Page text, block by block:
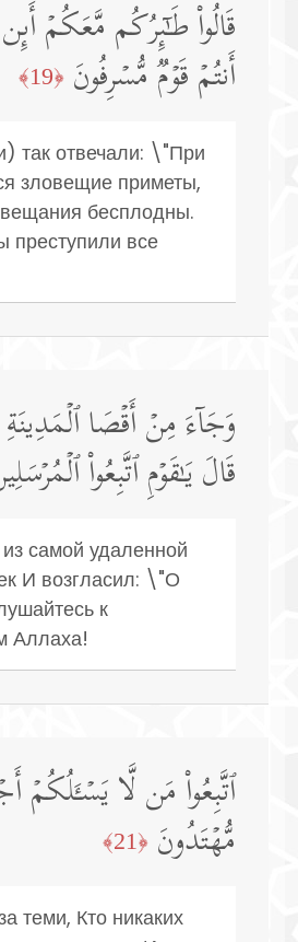
قَالُوا۟ طَـٰۤىِٕرُكُم مَّعَكُمۡ
أَنتُمۡ قَوۡمࣱ مُّسۡرِفُونَ ﴿19﴾
так отвечали: \"При
зловещие приметы,
бесплодны.
преступили все
وَجَاۤءَ مِنۡ أَقۡصَا
قَالَ یَـٰقَوۡمِ ٱتَّبِعُوا۟
самой удаленной
И возгласил: \"О
к
Аллаха!
ٱتَّبِعُوا۟ مَن لَّا یَسۡـَٔلُكُمۡ
مُّهۡتَدُونَ ﴿21﴾
теми, Кто никаких